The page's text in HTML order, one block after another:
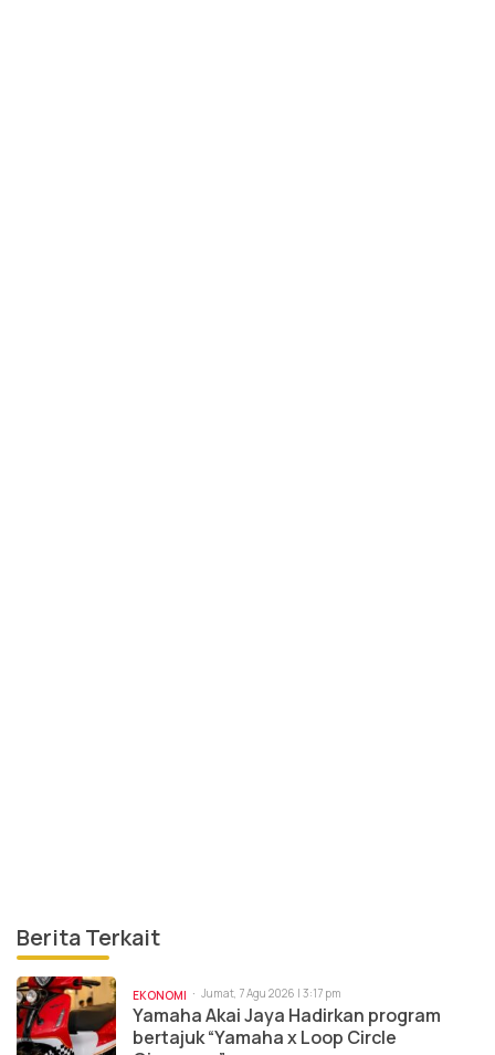
Berita Terkait
EKONOMI Jumat, 7 Agu 2026 | 3:17 pm
Yamaha Akai Jaya Hadirkan program
bertajuk “Yamaha x Loop Circle